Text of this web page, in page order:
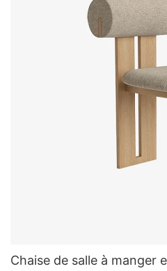
Chaise de salle à manger